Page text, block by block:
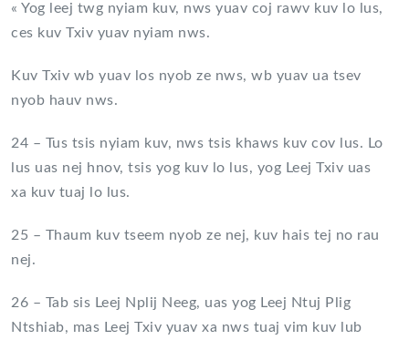
« Yog leej twg nyiam kuv, nws yuav coj rawv kuv lo lus,
ces kuv Txiv yuav nyiam nws.
Kuv Txiv wb yuav los nyob ze nws, wb yuav ua tsev
nyob hauv nws.
24 – Tus tsis nyiam kuv, nws tsis khaws kuv cov lus. Lo
lus uas nej hnov, tsis yog kuv lo lus, yog Leej Txiv uas
xa kuv tuaj lo lus.
25 – Thaum kuv tseem nyob ze nej, kuv hais tej no rau
nej.
26 – Tab sis Leej Nplij Neeg, uas yog Leej Ntuj Plig
Ntshiab, mas Leej Txiv yuav xa nws tuaj vim kuv lub